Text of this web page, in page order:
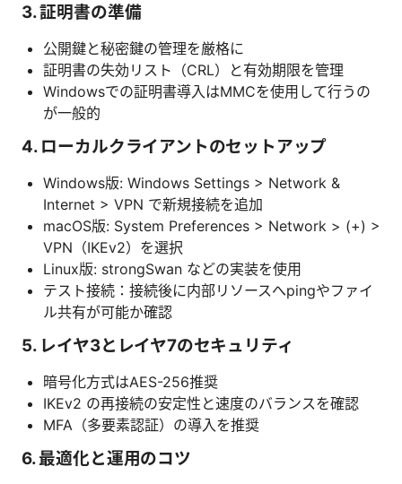
3. 証明書の準備
公開鍵と秘密鍵の管理を厳格に
証明書の失効リスト（CRL）と有効期限を管理
Windowsでの証明書導入はMMCを使用して行うの
が一般的
4. ローカルクライアントのセットアップ
Windows版: Windows Settings > Network &
Internet > VPN で新規接続を追加
macOS版: System Preferences > Network > (+) >
VPN（IKEv2）を選択
Linux版: strongSwan などの実装を使用
テスト接続：接続後に内部リソースへpingやファイ
ル共有が可能か確認
5. レイヤ3とレイヤ7のセキュリティ
暗号化方式はAES-256推奨
IKEv2 の再接続の安定性と速度のバランスを確認
MFA（多要素認証）の導入を推奨
6. 最適化と運用のコツ